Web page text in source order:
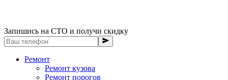
Запишись на СТО и получи скидку
Ремонт
Ремонт кузова
Ремонт порогов